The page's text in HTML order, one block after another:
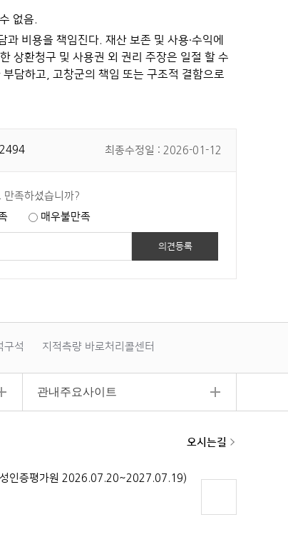
없음.
비용을 책임진다. 재산 보존 및 사용·수익에
상환청구 및 사용권 외 권리 주장은 일절 할 수
담하고, 고창군의 책임 또는 구조적 결함으로
최종수정일 : 2026-01-12
만족하셨습니까?
매우불만족
구석 지적측량 바로처리콜센터
관내주요사이트
오시는길